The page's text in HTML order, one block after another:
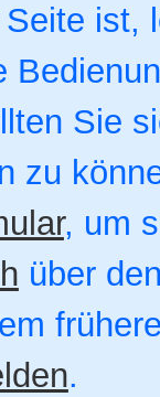
Sie
zu
, um
über
.